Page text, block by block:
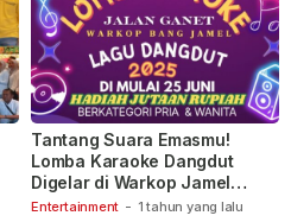
Entertainment - 1 tahun yang lalu
Tantang Suara Emasmu!
Lomba Karaoke Dangdut
Digelar di Warkop Jamel
Ganet